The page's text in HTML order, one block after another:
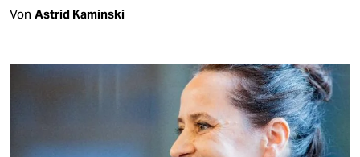
Von Astrid Kaminski